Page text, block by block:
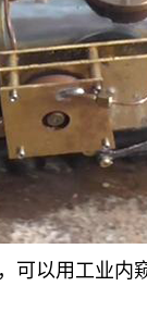
可以用工业内